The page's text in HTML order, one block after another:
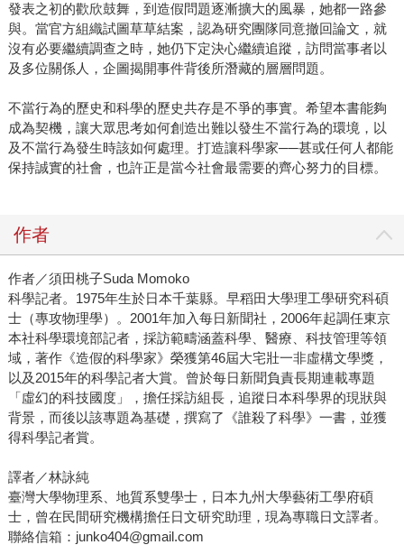
發表之初的歡欣鼓舞，到造假問題逐漸擴大的風暴，她都一路參
與。當官方組織試圖草草結案，認為研究團隊同意撤回論文，就
沒有必要繼續調查之時，她仍下定決心繼續追蹤，訪問當事者以
及多位關係人，企圖揭開事件背後所潛藏的層層問題。
不當行為的歷史和科學的歷史共存是不爭的事實。希望本書能夠
成為契機，讓大眾思考如何創造出難以發生不當行為的環境，以
及不當行為發生時該如何處理。打造讓科學家──甚或任何人都能
保持誠實的社會，也許正是當今社會最需要的齊心努力的目標。
作者
作者／須田桃子Suda Momoko
科學記者。1975年生於日本千葉縣。早稻田大學理工學研究科碩
士（專攻物理學）。2001年加入每日新聞社，2006年起調任東京
本社科學環境部記者，採訪範疇涵蓋科學、醫療、科技管理等領
域，著作《造假的科學家》榮獲第46屆大宅壯一非虛構文學獎，
以及2015年的科學記者大賞。曾於每日新聞負責長期連載專題
「虛幻的科技國度」，擔任採訪組長，追蹤日本科學界的現狀與
背景，而後以該專題為基礎，撰寫了《誰殺了科學》一書，並獲
得科學記者賞。
譯者／林詠純
臺灣大學物理系、地質系雙學士，日本九州大學藝術工學府碩
士，曾在民間研究機構擔任日文研究助理，現為專職日文譯者。
聯絡信箱：junko404@gmail.com